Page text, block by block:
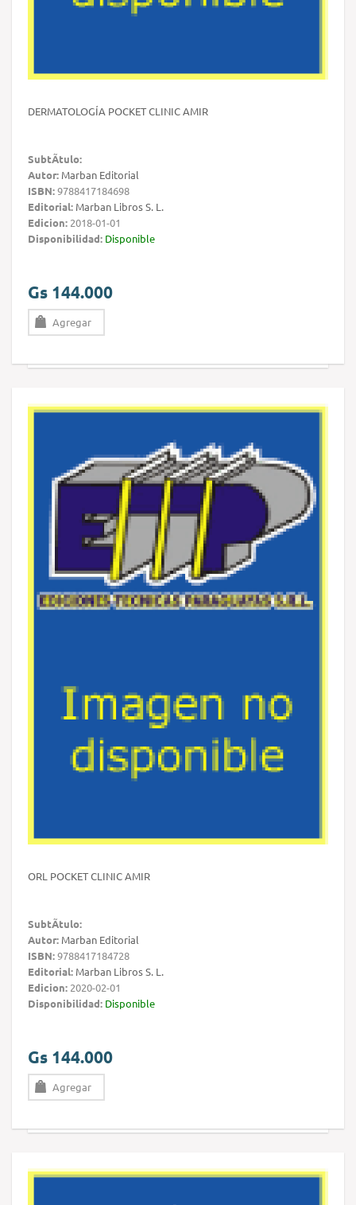
DERMATOLOGÍA POCKET CLINIC AMIR
SubtÃ­tulo:
Autor: Marban Editorial
ISBN:9788417184698
Editorial: Marban Libros S. L.
Edicion: 2018-01-01
Disponibilidad: Disponible
Gs 144.000
Agregar
ORL POCKET CLINIC AMIR
SubtÃ­tulo:
Autor: Marban Editorial
ISBN:9788417184728
Editorial: Marban Libros S. L.
Edicion: 2020-02-01
Disponibilidad: Disponible
Gs 144.000
Agregar